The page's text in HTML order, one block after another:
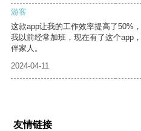
游客
这款app让我的工作效率提高了50%
我以前经常加班，现在有了这个app
伴家人。
2024-04-11
友情链接